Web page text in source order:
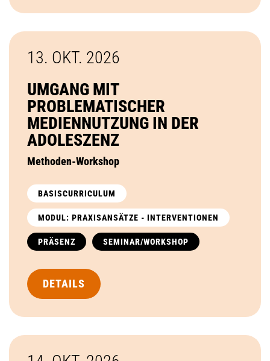
13. OKT. 2026
UMGANG MIT
PROBLEMATISCHER
MEDIENNUTZUNG IN DER
ADOLESZENZ
Methoden-Workshop
BASISCURRICULUM
MODUL: PRAXISANSÄTZE - INTERVENTIONEN
PRÄSENZ SEMINAR/WORKSHOP
DETAILS